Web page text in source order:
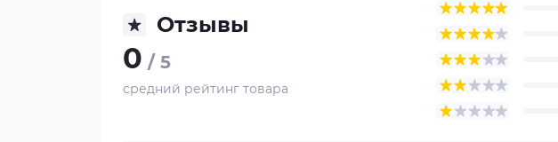
Отзывы
0 / 5
средний рейтинг товара